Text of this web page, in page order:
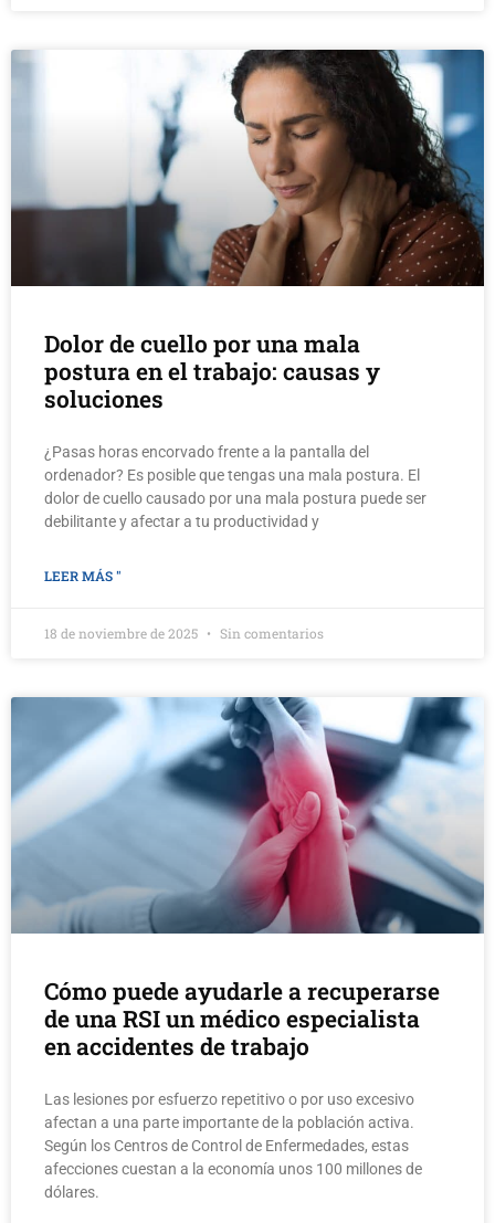
Dolor de cuello por una mala
postura en el trabajo: causas y
soluciones
¿Pasas horas encorvado frente a la pantalla del
ordenador? Es posible que tengas una mala postura. El
dolor de cuello causado por una mala postura puede ser
debilitante y afectar a tu productividad y
LEER MÁS "
18 de noviembre de 2025 Sin comentarios
Cómo puede ayudarle a recuperarse
de una RSI un médico especialista
en accidentes de trabajo
Las lesiones por esfuerzo repetitivo o por uso excesivo
afectan a una parte importante de la población activa.
Según los Centros de Control de Enfermedades, estas
afecciones cuestan a la economía unos 100 millones de
dólares.